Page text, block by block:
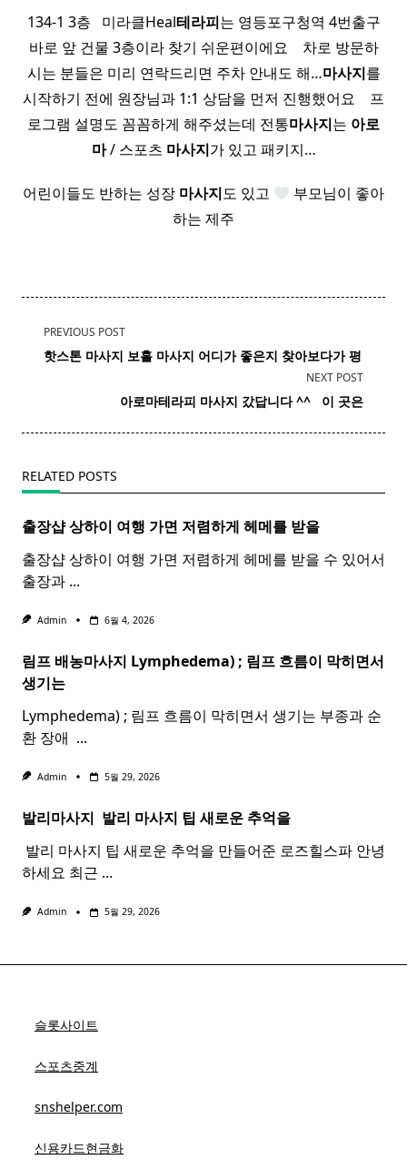
134-1 3층 ​ ​ 미라클Heal테라피는 영등포구청역 4번출구
바로 앞 건물 3층이라 찾기 쉬운편이에요 ​ ​ ​ 차로 방문하
시는 분들은 미리 연락드리면 주차 안내도 해…마사지를
시작하기 전에 원장님과 1:1 상담을 먼저 진행했어요 ​ ​ ​ 프
로그램 설명도 꼼꼼하게 해주셨는데 전통마사지는 아로
마/ 스포츠 마사지가 있고 패키지…
어린이들도 반하는 성장 마사지도 있고
부모님이 좋아
하는 제주
<span
class="nav-
text">Page</span>
PREVIOUS POST
핫스톤 마사지 보홀 마사지 어디가 좋은지 찾아보다가 평
NEXT POST
아로마테라피 마사지 갔답니다 ^^ ​ ​ 이 곳은
RELATED POSTS
출장샵 상하이 여행 가면 저렴하게 헤메를 받을
출장샵 상하이 여행 가면 저렴하게 헤메를 받을 수 있어서
출장과 ...
Admin 6월 4, 2026
림프 배농마사지 Lymphedema) ; 림프 흐름이 막히면서
생기는
Lymphedema) ; 림프 흐름이 막히면서 생기는 부종과 순
환 장애 ​ ...
Admin 5월 29, 2026
발리마사지 ​ 발리 마사지 팁 새로운 추억을
​ 발리 마사지 팁 새로운 추억을 만들어준 로즈힐스파 안녕
하세요 최근 ...
Admin 5월 29, 2026
슬롯사이트
스포츠중계
snshelper.com
신용카드현금화